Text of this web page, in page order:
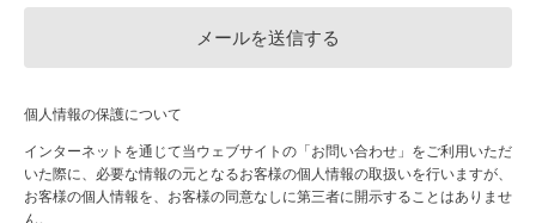
個人情報の保護について
インターネットを通じて当ウェブサイトの「お問い合わせ」をご利用いただ
いた際に、必要な情報の元となるお客様の個人情報の取扱いを行いますが、
お客様の個人情報を、お客様の同意なしに第三者に開示することはありませ